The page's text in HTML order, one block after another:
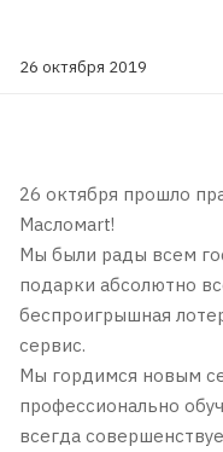
26 октября 2019
26 октября прошло
Масломart!
Мы были рады всем
подарки абсолютно
беспроигрышная
сервис.
Мы гордимся новым
профессионально
всегда